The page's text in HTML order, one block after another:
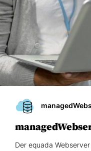
Der equada